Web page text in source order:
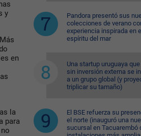
y
en
la
para
Pandora presentó sus
colecciones de verano
experiencia inspirada en el
espíritu del mar
Una startup uruguaya
sin inversión externa se
a un grupo global (y
triplicar su tamaño)
El BSE refuerza su
el norte (inauguró una
sucursal en Tacuarembó